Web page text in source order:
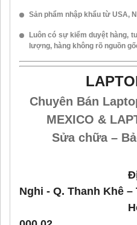
Sản phẩm nhập khẩu từ USA,
Luôn có sự kiểm duyệt hàng,
lượng, hàng không rõ nguồn
Chuyên Bán
MEXICO &
Sửa chữa –
Nghi - Q. Thanh Khê –